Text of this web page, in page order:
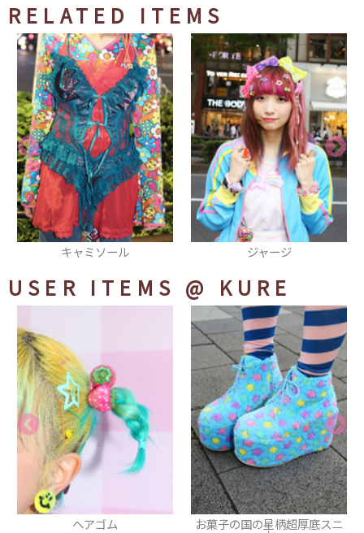
RELATED ITEMS
ジャージ
USER ITEMS @ KURE
お菓子の国の星柄超厚底スニ ジュエルハー